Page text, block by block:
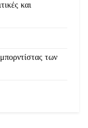
και
των